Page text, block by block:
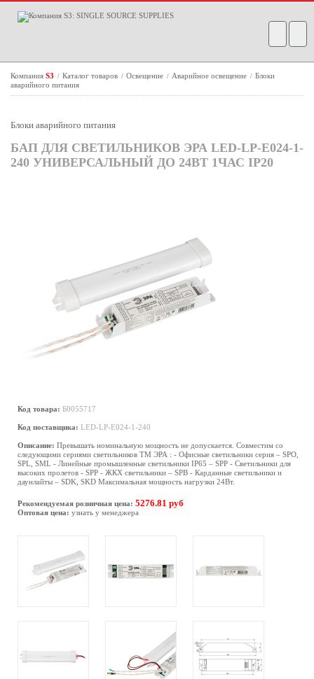
Компания S3 / Каталог товаров / Освещение / Аварийное освещение / Блоки
аварийного питания
Блоки аварийного питания
БАП ДЛЯ СВЕТИЛЬНИКОВ ЭРА LED-LP-E024-1-
240 УНИВЕРСАЛЬНЫЙ ДО 24ВТ 1ЧАС IP20
Код товара: Б0055717
Код поставщика: LED-LP-E024-1-240
Описание: Превышать номинальную мощность не допускается. Совместим со
следующими сериями светильников ТМ ЭРА : - Офисные светильники серия – SPO,
SPL, SML - Линейные промышленные светильники IP65 – SPP - Светильники для
высоких пролетов - SPP - ЖКХ светильники – SPB - Карданные светильники и
даунлайты – SDK, SKD Максимальная мощность нагрузки 24Вт.
Рекомендуемая розничная цена: 5276.81 руб
Оптовая цена: узнать у менеджера